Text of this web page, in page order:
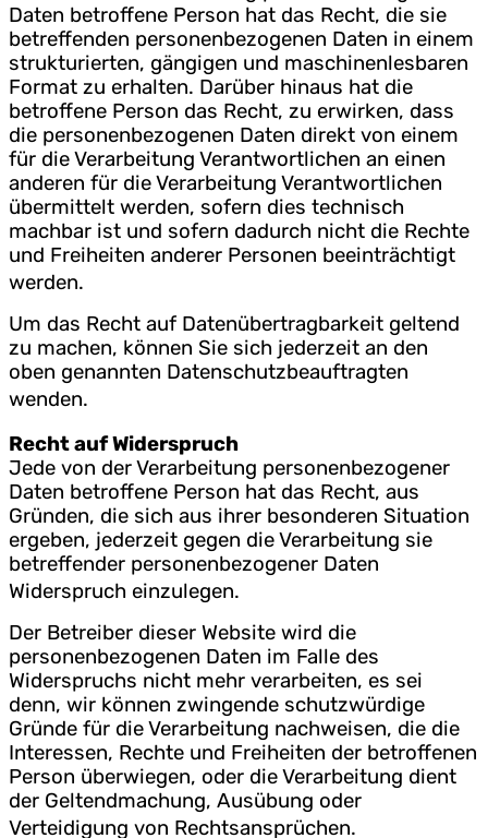
Daten betroffene Person hat das Recht, die sie
betreffenden personenbezogenen Daten in einem
strukturierten, gängigen und maschinenlesbaren
Format zu erhalten. Darüber hinaus hat die
betroffene Person das Recht, zu erwirken, dass
die personenbezogenen Daten direkt von einem
für die Verarbeitung Verantwortlichen an einen
anderen für die Verarbeitung Verantwortlichen
übermittelt werden, sofern dies technisch
machbar ist und sofern dadurch nicht die Rechte
und Freiheiten anderer Personen beeinträchtigt
werden.
Um das Recht auf Datenübertragbarkeit geltend
zu machen, können Sie sich jederzeit an den
oben genannten Datenschutzbeauftragten
wenden.
Recht auf Widerspruch
Jede von der Verarbeitung personenbezogener
Daten betroffene Person hat das Recht, aus
Gründen, die sich aus ihrer besonderen Situation
ergeben, jederzeit gegen die Verarbeitung sie
betreffender personenbezogener Daten
Widerspruch einzulegen.
Der Betreiber dieser Website wird die
personenbezogenen Daten im Falle des
Widerspruchs nicht mehr verarbeiten, es sei
denn, wir können zwingende schutzwürdige
Gründe für die Verarbeitung nachweisen, die die
Interessen, Rechte und Freiheiten der betroffenen
Person überwiegen, oder die Verarbeitung dient
der Geltendmachung, Ausübung oder
Verteidigung von Rechtsansprüchen.